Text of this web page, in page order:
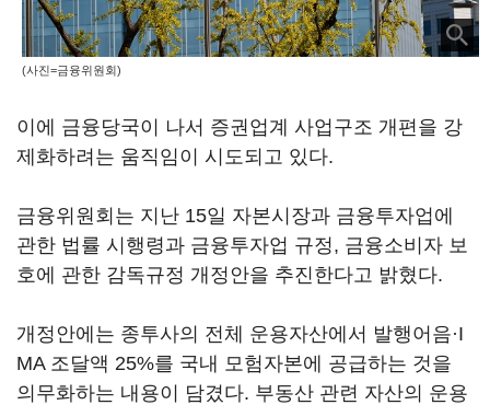
(사진=금융위원회)
이에 금융당국이 나서 증권업계 사업구조 개편을 강
제화하려는 움직임이 시도되고 있다.
금융위원회는 지난 15일 자본시장과 금융투자업에
관한 법률 시행령과 금융투자업 규정, 금융소비자 보
호에 관한 감독규정 개정안을 추진한다고 밝혔다.
개정안에는 종투사의 전체 운용자산에서 발행어음·I
MA 조달액 25%를 국내 모험자본에 공급하는 것을
의무화하는 내용이 담겼다. 부동산 관련 자산의 운용